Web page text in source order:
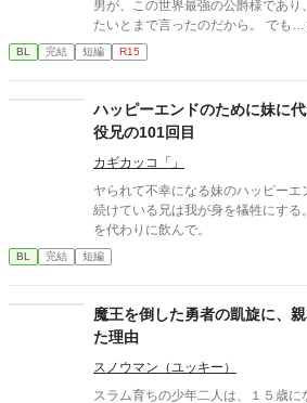
による美しくも凄惨な「逆転の戴
男が、この世界最強の公爵様であ
たいとまで言ったのだから。 でも…まぁ…いっか…ご飯美味しい
し、風呂は暖かい… ……あれ…？ …やばい…俺めちゃくちゃ公爵
様が好きだ… 前置きが長いですがすぐくっつくのでシリアスのシ
し若干変態です。 無表情系クール最強公爵様×のんき転生主人公
(無自覚美形) おまけ完結済み
BL 完結 短編 R15
ハッピーエンドのために妹に
役兄の101回目
カギカッコ「」
ヤられて不幸になる妹のハッピー
続けている兄は我が身を犠牲にす
を代わりに飲んで。
BL 完結 短編
魔王を倒した勇者の凱旋に、
た理由
スノウマン（ユッキー）
スラム育ちの少年二人は、１５歳